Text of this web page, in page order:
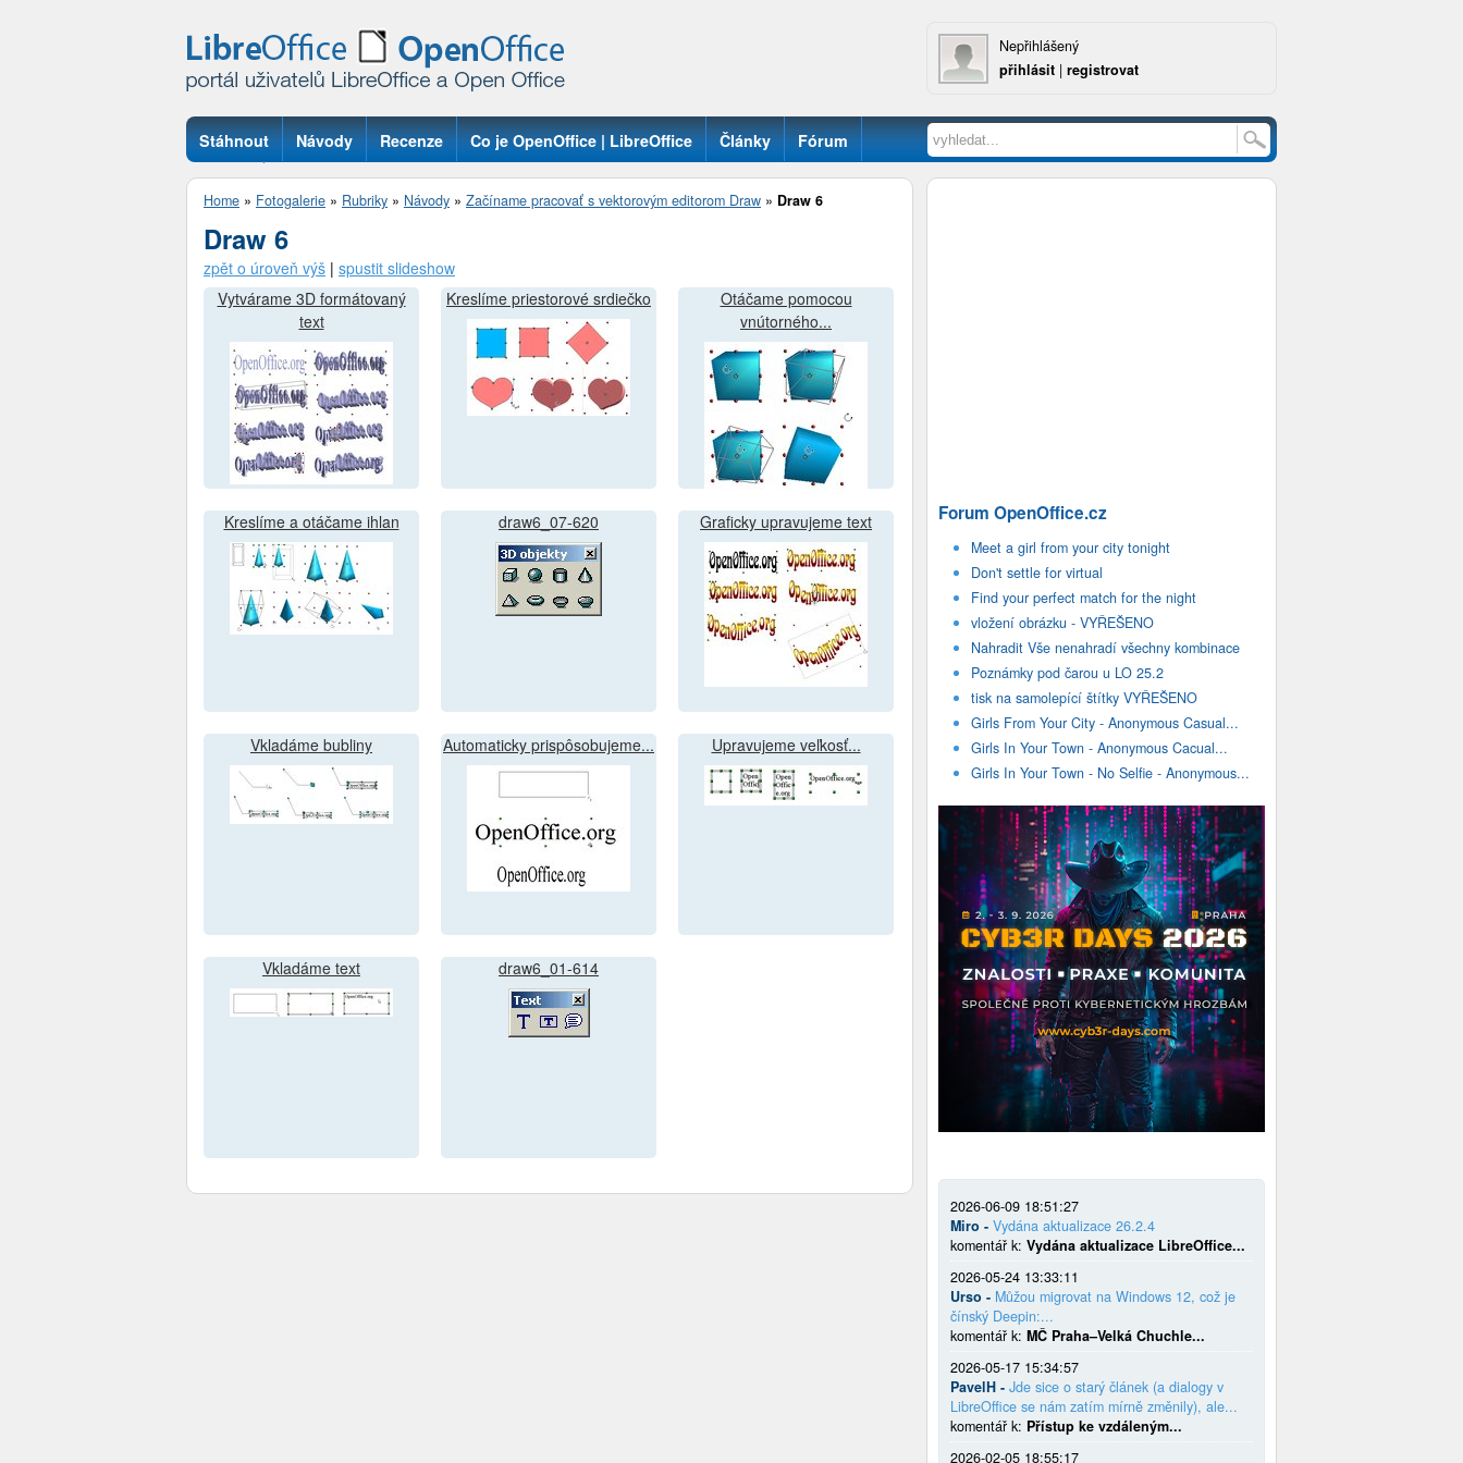
Nepřihlášený
přihlásit | registrovat
Stáhnout Návody Recenze Co je OpenOffice | LibreOffice Články Fórum
Otázky
Home » Fotogalerie » Rubriky » Návody » Začíname pracovať s vektorovým editorom Draw » Draw 6
Draw 6
zpět o úroveň výš | spustit slideshow
Vytvárame 3D formátovaný
text
Kreslíme priestorové srdiečko
Otáčame pomocou
vnútorného...
Kreslíme a otáčame ihlan draw6_07-620 Graficky upravujeme text
Vkladáme bubliny Automaticky prispôsobujeme... Upravujeme veľkosť...
Vkladáme text draw6_01-614
Forum OpenOffice.cz
Meet a girl from your city tonight
Don't settle for virtual
Find your perfect match for the night
vložení obrázku - VYŘEŠENO
Nahradit Vše nenahradí všechny kombinace
Poznámky pod čarou u LO 25.2
tisk na samolepící štítky VYŘEŠENO
Girls From Your City - Anonymous Casual...
Girls In Your Town - Anonymous Cacual...
Girls In Your Town - No Selfie - Anonymous...
2026-06-09 18:51:27
Miro - Vydána aktualizace 26.2.4
komentář k: Vydána aktualizace LibreOffice...
2026-05-24 13:33:11
Urso - Můžou migrovat na Windows 12, což je
čínský Deepin:...
komentář k: MČ Praha–Velká Chuchle...
2026-05-17 15:34:57
PavelH - Jde sice o starý článek (a dialogy v
LibreOffice se nám zatím mírně změnily), ale...
komentář k: Přístup ke vzdáleným...
2026-02-05 18:55:17